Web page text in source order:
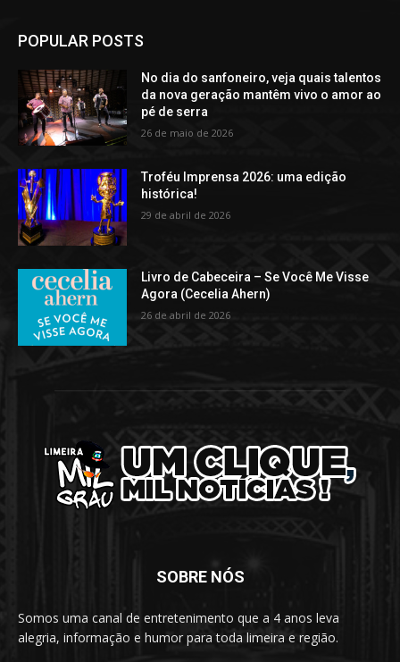
POPULAR POSTS
No dia do sanfoneiro, veja quais talentos
da nova geração mantêm vivo o amor ao
pé de serra
26 de maio de 2026
Troféu Imprensa 2026: uma edição
histórica!
29 de abril de 2026
Livro de Cabeceira – Se Você Me Visse
Agora (Cecelia Ahern)
26 de abril de 2026
SOBRE NÓS
Somos uma canal de entretenimento que a 4 anos leva
alegria, informação e humor para toda limeira e região.